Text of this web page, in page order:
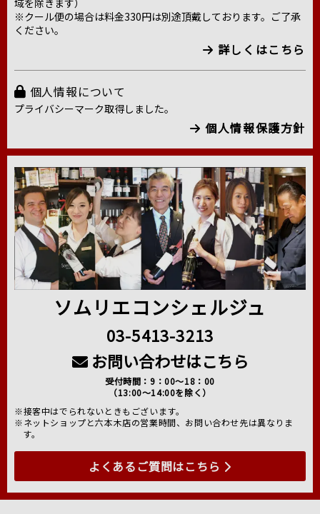
域を除きます）
※クール便の場合は料金330円は別途頂戴しております。ご了承
ください。
詳しくはこちら
個人情報について
プライバシーマーク取得しました。
個人情報保護方針
ソムリエコンシェルジュ
03-5413-3213
お問い合わせはこちら
受付時間：9：00～18：00
（13:00～14:00を除く）
※接客中はでられないときもございます。
※ネットショップと六本木店の営業時間、お問い合わせ先は異なりま
す。
よくあるご質問はこちら